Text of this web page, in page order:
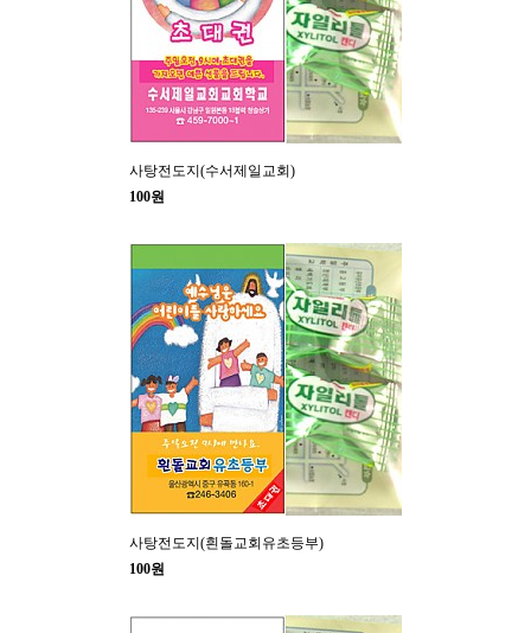
사탕전도지(수서제일교회)
100원
사탕전도지(흰돌교회유초등부)
100원